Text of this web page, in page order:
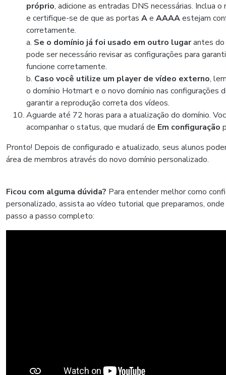
próprio, adicione as entradas DNS necessárias. Inclua
e certifique-se de que as portas Ae AAAAestejam
corretamente.
a. Se o domínio já foi usado em outro lugarantes do
pode ser necessário revisar as configurações para
funcione corretamente.
b. Caso você utilize um player de vídeo externo,
o domínio Hotmart e o novo domínio nas configurações
garantir a reprodução correta dos vídeos.
Aguarde até 72 horas para a atualização do domínio.
acompanhar o status, que mudará de Em configuração
Pronto! Depois de configurado e atualizado, seus alunos
área de membros através do novo domínio personalizado.
Ficou com alguma dúvida? Para entender melhor como
personalizado, assista ao vídeo tutorial que preparamos,
passo a passo completo: